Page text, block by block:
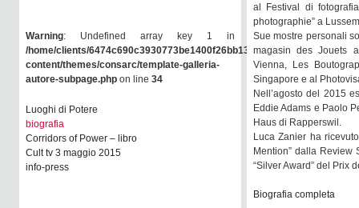
Warning: Undefined array key 1 in
/home/clients/6474c690c3930773be1400f26bb138e6/consarc/wp-
content/themes/consarc/template-galleria-
autore-subpage.php on line 34
Luoghi di Potere
biografia
Corridors of Power – libro
Cult tv 3 maggio 2015
info-press
al Festival di
photographie” a
Sue mostre personali
magasin des Jouets
Vienna, Les
Singapore e al
Nell’agosto del 2015
Eddie Adams e Paolo
Haus di Rapperswil.
Luca Zanier ha
Mention” dalla Review
“Silver Award” del Prix
Biografia completa